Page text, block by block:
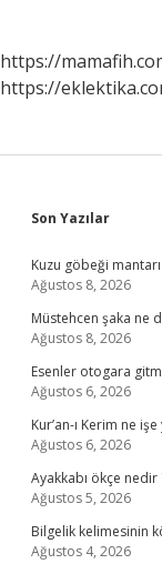
https://
https://
Sidebar
Son Yazılar
Kuzu göbeği mantarı
Ağustos 8, 2026
Müstehcen şaka ne
Ağustos 8, 2026
Esenler otogara
Ağustos 6, 2026
Kur’an-ı Kerim ne
Ağustos 6, 2026
Ayakkabı ökçe nedir
Ağustos 5, 2026
Bilgelik kelimesinin
Ağustos 4, 2026